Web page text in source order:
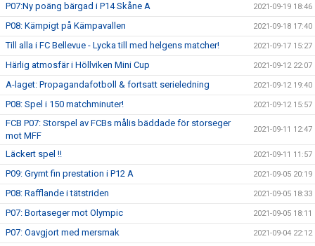
P07:Ny poäng bärgad i P14 Skåne A 2021-09-19 18:46
P08: Kämpigt på Kämpavallen 2021-09-18 17:40
Till alla i FC Bellevue - Lycka till med helgens matcher! 2021-09-17 15:27
Härlig atmosfär i Höllviken Mini Cup 2021-09-12 22:07
A-laget: Propagandafotboll & fortsatt serieledning 2021-09-12 19:40
P08: Spel i 150 matchminuter! 2021-09-12 15:57
FCB P07: Storspel av FCBs målis bäddade för storseger
mot MFF
2021-09-11 12:47
Läckert spel !! 2021-09-11 11:57
P09: Grymt fin prestation i P12 A 2021-09-05 20:19
P08: Rafflande i tätstriden 2021-09-05 18:33
P07: Bortaseger mot Olympic 2021-09-05 18:11
P07: Oavgjort med mersmak 2021-09-04 22:12